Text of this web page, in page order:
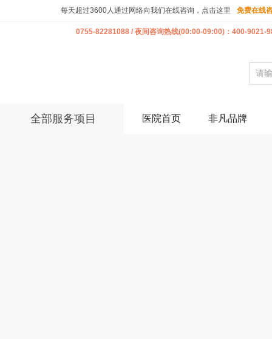
每天超过3600人通过网络向我们在线咨询，点击这里 免费在线
0755-82281088 / 夜间咨询热线(00:00-09:00)：400-9021-
全部服务项目 医院首页 非凡品牌